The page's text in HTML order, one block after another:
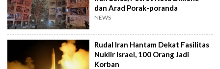
dan Arad Porak-poranda
NEWS
Rudal Iran Hantam Dekat Fasilitas
Nuklir Israel, 100 Orang Jadi
Korban